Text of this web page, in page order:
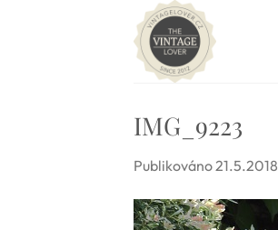
IMG_9223
Publikováno 21.5.2018